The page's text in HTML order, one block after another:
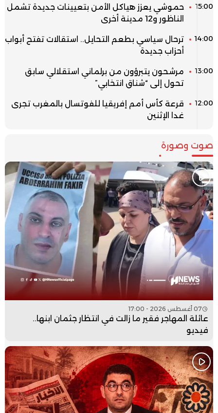
15:00
حموشي يعزز هياكل الأمن بتعيينات جديدة تشمل
الناظور و12 مدينة أخرى
14:00
ترحال سياسي بطعم التحايل.. استقالات تفتح أبواب
أحزاب جديدة
13:00
مرشحون يتبرؤون من برلماني استقلالي سابق
تحول إلى “شناق انتخابي”
12:00
قرعة كأس أمم إفريقيا للفوتسال بالمغرب تجرى
غدا الإثنين
صوت وصورة
07 أغسطس 2026 - 17:00
عائلة المهاجر فقير ما زالت في انتظار جثمان ابنها..
فيديو